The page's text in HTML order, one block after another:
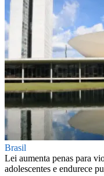
Brasil
Lei aumenta penas para
adolescentes e endurece